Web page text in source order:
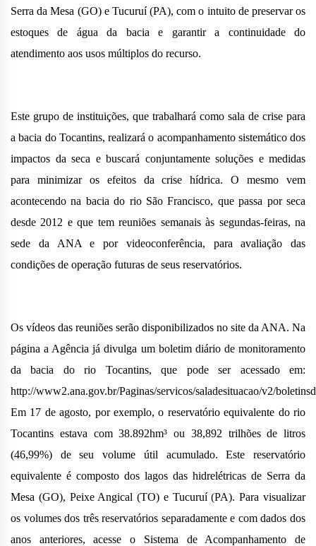
Serra da Mesa (GO) e Tucuruí (PA), com o intuito de preservar os
estoques de água da bacia e garantir a continuidade do
atendimento aos usos múltiplos do recurso.
Este grupo de instituições, que trabalhará como sala de crise para
a bacia do Tocantins, realizará o acompanhamento sistemático dos
impactos da seca e buscará conjuntamente soluções e medidas
para minimizar os efeitos da crise hídrica. O mesmo vem
acontecendo na bacia do rio São Francisco, que passa por seca
desde 2012 e que tem reuniões semanais às segundas-feiras, na
sede da ANA e por videoconferência, para avaliação das
condições de operação futuras de seus reservatórios.
Os vídeos das reuniões serão disponibilizados no site da ANA. Na
página a Agência já divulga um boletim diário de monitoramento
da bacia do rio Tocantins, que pode ser acessado em:
http://www2.ana.gov.br/Paginas/servicos/saladesituacao/v2/
Em 17 de agosto, por exemplo, o reservatório equivalente do rio
Tocantins estava com 38.892hm³ ou 38,892 trilhões de litros
(46,99%) de seu volume útil acumulado. Este reservatório
equivalente é composto dos lagos das hidrelétricas de Serra da
Mesa (GO), Peixe Angical (TO) e Tucuruí (PA). Para visualizar
os volumes dos três reservatórios separadamente e com dados dos
anos anteriores, acesse o Sistema de Acompanhamento de